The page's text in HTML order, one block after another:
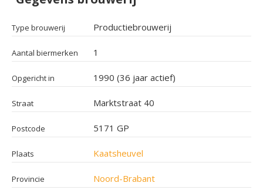
Type brouwerij Productiebrouwerij
Aantal biermerken 1
Opgericht in 1990 (36 jaar actief)
Straat Marktstraat 40
Postcode 5171 GP
Plaats Kaatsheuvel
Provincie Noord-Brabant